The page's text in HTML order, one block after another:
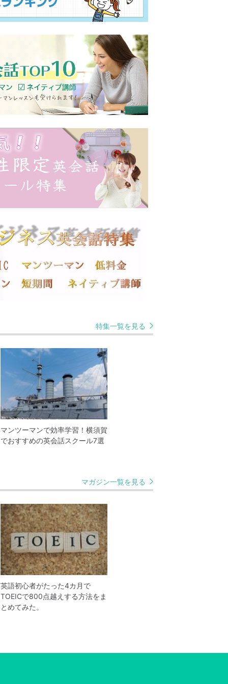
特集一覧を見る
マンツーマンで効率学習！横須賀
でおすすめの英会話スクール7選
マガジン一覧を見る
英語初心者がたった4カ月で
TOEICで800点越えする方法をま
とめてみた。